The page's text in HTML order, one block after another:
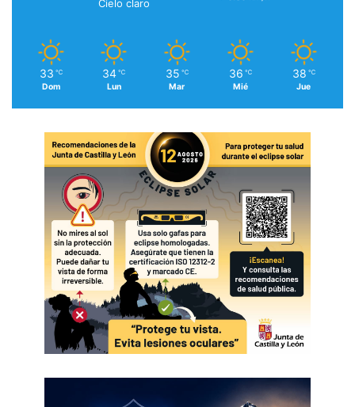
Cielo claro
33 ℃
Dom
34 ℃
Lun
35 ℃
Mar
36 ℃
Mié
38 ℃
Jue